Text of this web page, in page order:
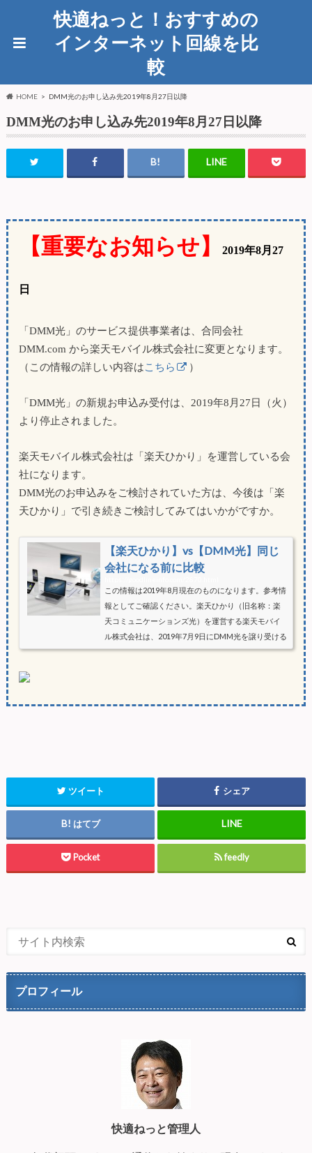
快適ねっと！おすすめの
インターネット回線を比
較
HOME DMM光のお申し込み先2019年8月27日以降
DMM光のお申し込み先2019年8月27日以降
【重要なお知らせ】2019年8月27
日
「DMM光」のサービス提供事業者は、合同会社
DMM.com から楽天モバイル株式会社に変更となります。
（この情報の詳しい内容はこちら ）
「DMM光」の新規お申込み受付は、2019年8月27日（火）
より停止されました。
楽天モバイル株式会社は「楽天ひかり」を運営している会
社になります。
DMM光のお申込みをご検討されていた方は、今後は「楽
天ひかり」で引き続きご検討してみてはいかがですか。
【楽天ひかり】vs【DMM光】同じ
会社になる前に比較
この情報は2019年8月現在のものになります。参考情
報としてご確認ください。楽天ひかり（旧名称：楽
天コミュニケーションズ光）を運営する楽天モバイ
ル株式会社は、2019年7月9日にDMM光を譲り受ける
ことを発表し、同年9月1日付けに実施されました。
ツイート シェア
はてブ
Pocket feedly
プロフィール
快適ねっと管理人